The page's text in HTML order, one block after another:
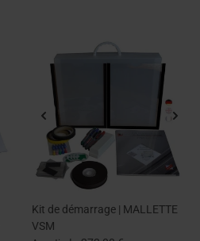
Kit de démarrage | MALLETTE
VSM